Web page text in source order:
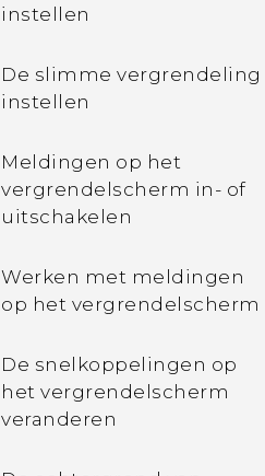
instellen
De slimme vergrendeling
instellen
Meldingen op het
vergrendelscherm in- of
uitschakelen
Werken met meldingen
op het vergrendelscherm
De snelkoppelingen op
het vergrendelscherm
veranderen